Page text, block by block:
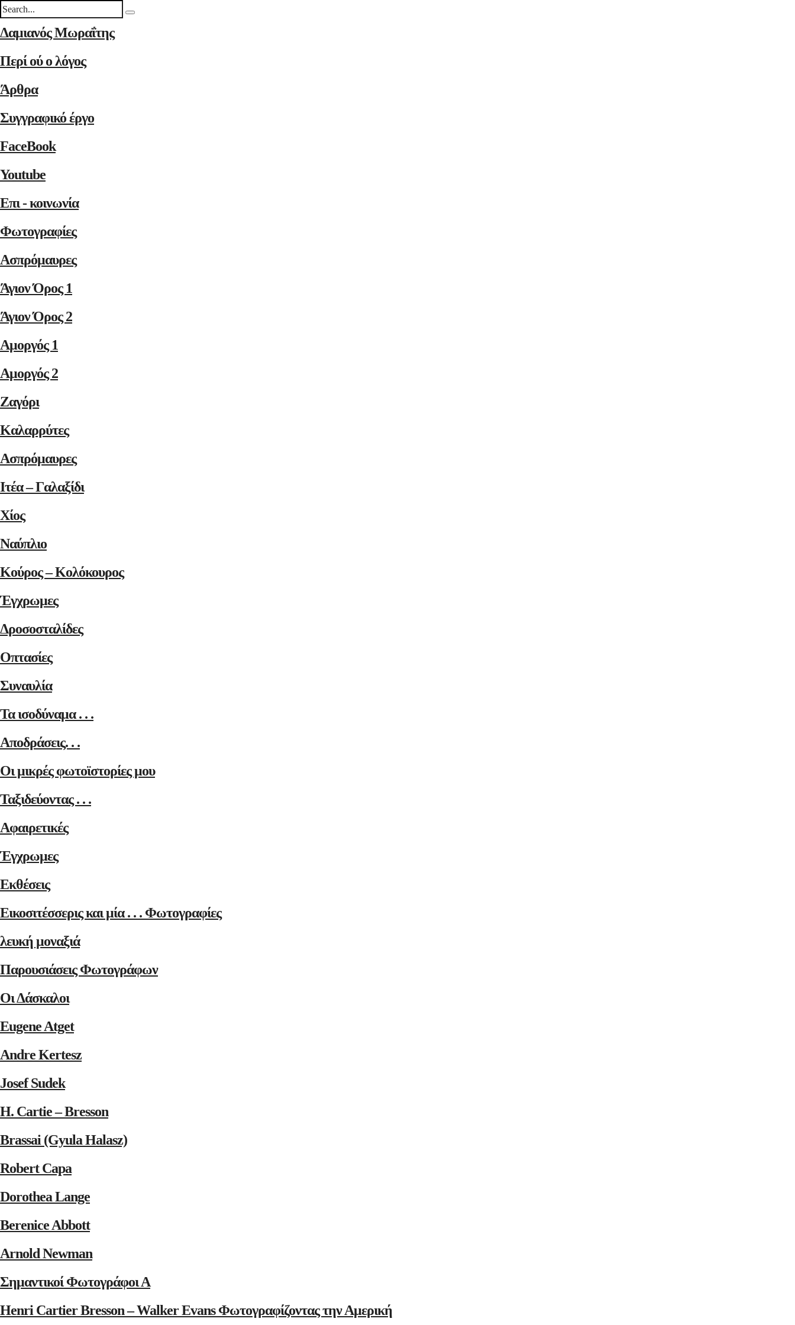
Δαμιανός Μωραΐτης
Περί ού ο λόγος
Άρθρα
Συγγραφικό έργο
FaceBook
Youtube
Επι - κοινωνία
Φωτογραφίες
Ασπρόμαυρες
Άγιον Όρος 1
Άγιον Όρος 2
Αμοργός 1
Αμοργός 2
Ζαγόρι
Καλαρρύτες
Ασπρόμαυρες
Ιτέα – Γαλαξίδι
Χίος
Ναύπλιο
Κούρος – Κολόκουρος
Έγχρωμες
Δροσοσταλίδες
Οπτασίες
Συναυλία
Τα ισοδύναμα . . .
Αποδράσεις. . .
Οι μικρές φωτοϊστορίες μου
Ταξιδεύοντας . . .
Αφαιρετικές
Έγχρωμες
Εκθέσεις
Εικοσιτέσσερις και μία . . . Φωτογραφίες
λευκή μοναξιά
Παρουσιάσεις Φωτογράφων
Οι Δάσκαλοι
Eugene Atget
Andre Kertesz
Josef Sudek
H. Cartie – Bresson
Brassai (Gyula Halasz)
Robert Capa
Dorothea Lange
Berenice Abbott
Arnold Newman
Σημαντικοί Φωτογράφοι Α
Henri Cartier Bresson – Walker Evans Φωτογραφίζοντας την Αμερική